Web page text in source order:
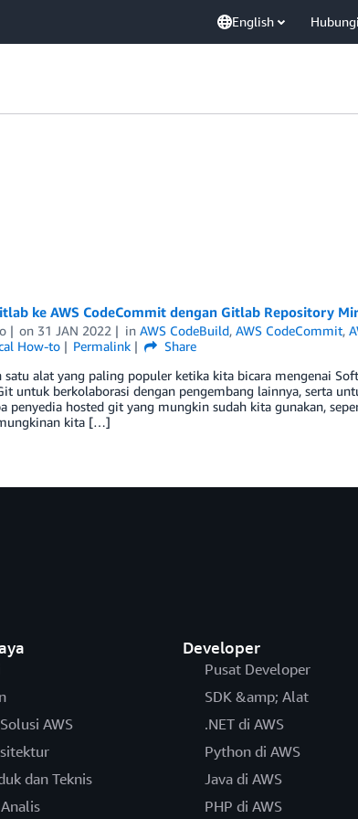
English
ke AWS CodeCommit dengan Gitlab Repository
on 31 JAN 2022 inAWS CodeBuild,AWS CodeCommit,
How-to Permalink
Share
satu alat yang paling populer ketika kita bicara mengenai
untuk berkolaborasi dengan pengembang lainnya, serta
penyedia hosted git yang mungkin sudah kita gunakan,
kita […]
AWS
dan Teknis
Developer
Pusat Developer
SDK &amp; Alat
.NET di AWS
Python di AWS
Java di AWS
PHP di AWS